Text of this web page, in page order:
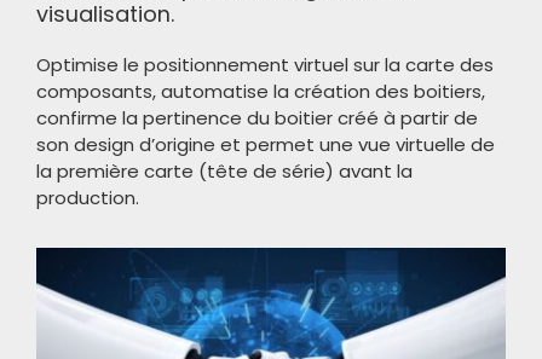
visualisation.
Optimise le positionnement virtuel sur la carte des
composants, automatise la création des boitiers,
confirme la pertinence du boitier créé à partir de
son design d’origine et permet une vue virtuelle de
la première carte (tête de série) avant la
production.